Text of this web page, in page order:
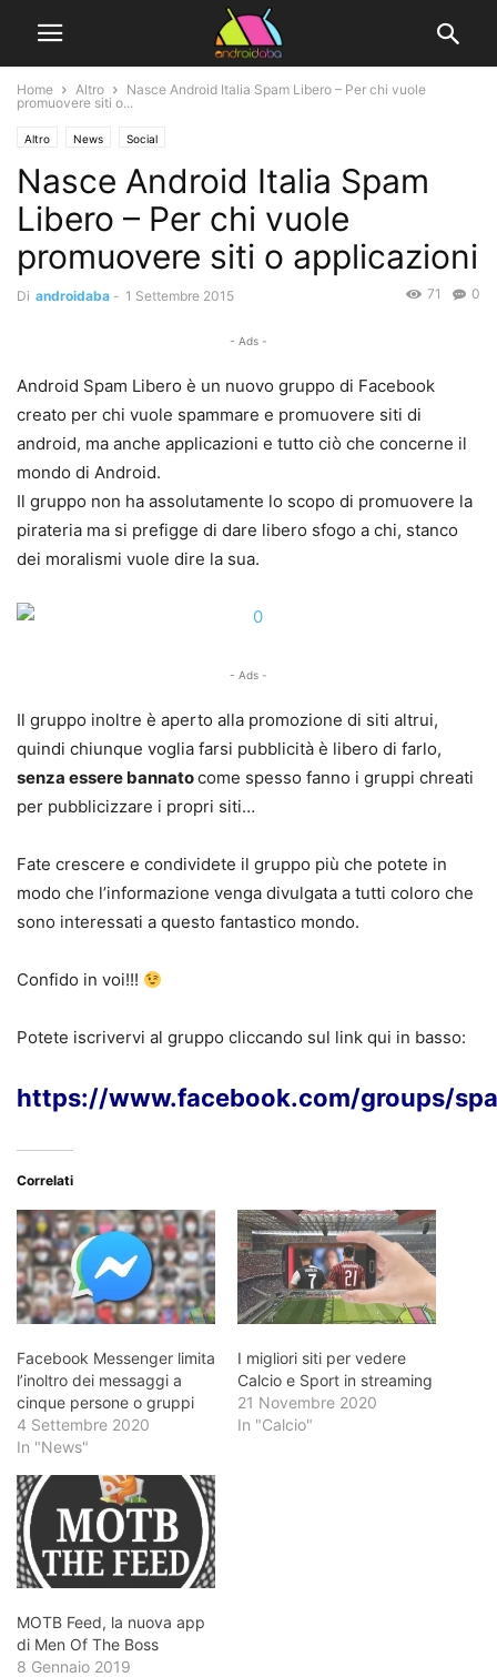
Home Altro
Nasce Android Italia Spam Libero – Per chi vuole
promuovere siti o...
Altro News Social
Nasce Android Italia Spam
Libero – Per chi vuole
promuovere siti o applicazioni
Di androidaba - 1 Settembre 2015 0
71
- Ads -
Android Spam Libero è un nuovo gruppo di Facebook
creato per chi vuole spammare e promuovere siti di
android, ma anche applicazioni e tutto ciò che concerne il
mondo di Android.
Il gruppo non ha assolutamente lo scopo di promuovere la
pirateria ma si prefigge di dare libero sfogo a chi, stanco
dei moralismi vuole dire la sua.
- Ads -
Il gruppo inoltre è aperto alla promozione di siti altrui,
quindi chiunque voglia farsi pubblicità è libero di farlo,
senza essere bannatocome spesso fanno i gruppi chreati
per pubblicizzare i propri siti…
Fate crescere e condividete il gruppo più che potete in
modo che l’informazione venga divulgata a tutti coloro che
sono interessati a questo fantastico mondo.
Confido in voi!!!
Potete iscrivervi al gruppo cliccando sul link qui in basso:
https://www.facebook.com/groups/
Correlati
Facebook Messenger limita
l’inoltro dei messaggi a
cinque persone o gruppi
4 Settembre 2020
In "News"
I migliori siti per vedere
Calcio e Sport in streaming
21 Novembre 2020
In "Calcio"
MOTB Feed, la nuova app
di Men Of The Boss
8 Gennaio 2019